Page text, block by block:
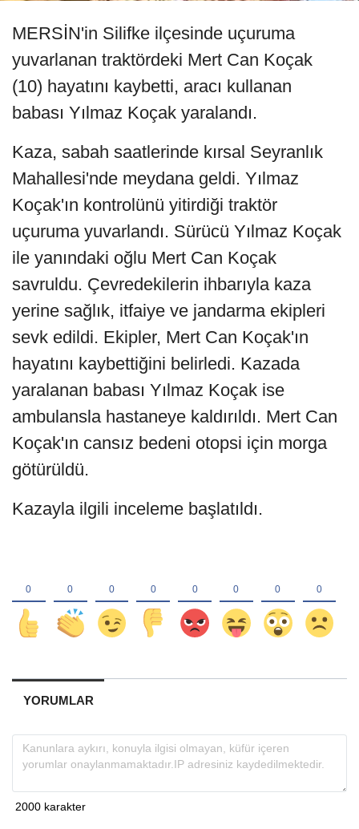
MERSİN'in Silifke ilçesinde uçuruma
yuvarlanan traktördeki Mert Can Koçak
(10) hayatını kaybetti, aracı kullanan
babası Yılmaz Koçak yaralandı.
Kaza, sabah saatlerinde kırsal Seyranlık
Mahallesi'nde meydana geldi. Yılmaz
Koçak'ın kontrolünü yitirdiği traktör
uçuruma yuvarlandı. Sürücü Yılmaz Koçak
ile yanındaki oğlu Mert Can Koçak
savruldu. Çevredekilerin ihbarıyla kaza
yerine sağlık, itfaiye ve jandarma ekipleri
sevk edildi. Ekipler, Mert Can Koçak'ın
hayatını kaybettiğini belirledi. Kazada
yaralanan babası Yılmaz Koçak ise
ambulansla hastaneye kaldırıldı. Mert Can
Koçak'ın cansız bedeni otopsi için morga
götürüldü.
Kazayla ilgili inceleme başlatıldı.
YORUMLAR